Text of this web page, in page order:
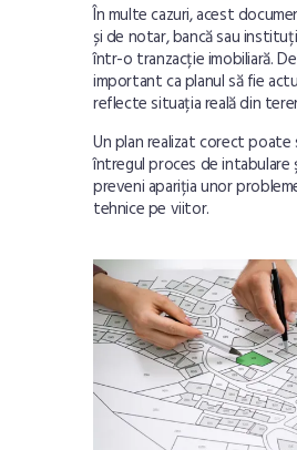
În multe cazuri, acest
și de notar, bancă sau
într-o tranzacție imobiliară.
important ca planul să fie
reflecte situația reală din
Un plan realizat corect poate
întregul proces de intabulare
preveni apariția unor
tehnice pe viitor.